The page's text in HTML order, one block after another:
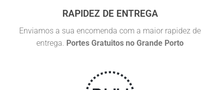
RAPIDEZ DE ENTREGA
Enviamos a sua encomenda com a maior rapidez de
entrega. Portes Gratuitos no Grande Porto